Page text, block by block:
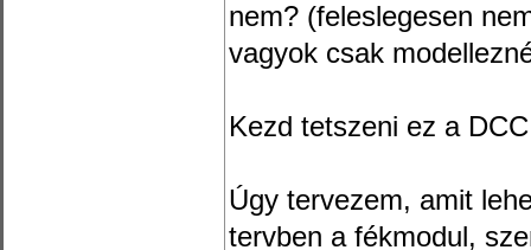
nem? (feleslegesen
vagyok csak
Kezd tetszeni ez a
Úgy tervezem, amit
tervben a fékmodul,